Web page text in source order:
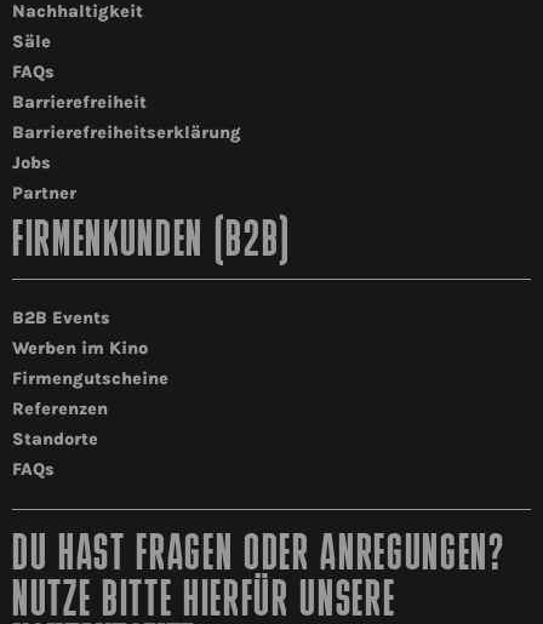
Nachhaltigkeit
Säle
FAQs
Barrierefreiheit
Barrierefreiheitserklärung
Jobs
Partner
FIRMENKUNDEN (B2B)
B2B Events
Werben im Kino
Firmengutscheine
Referenzen
Standorte
FAQs
DU HAST FRAGEN ODER ANREGUNGEN?
NUTZE BITTE HIERFÜR UNSERE